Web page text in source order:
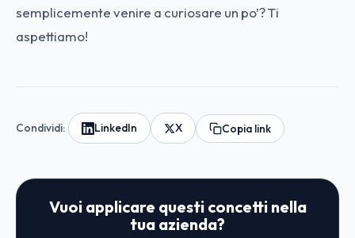
semplicemente venire a curiosare un po’? Ti
aspettiamo!
Condividi: LinkedIn X Copia link
Vuoi applicare questi concetti nella
tua azienda?